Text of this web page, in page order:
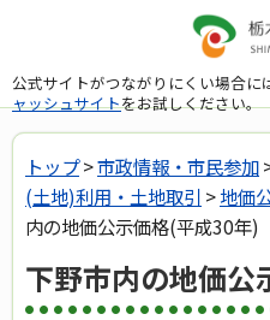
公式サイトがつながりにくい場合
ャッシュサイトをお試しください。
トップ>市政情報・市民参加
(土地)利用・土地取引 >地価
内の地価公示価格(平成30年)
下野市内の地価公